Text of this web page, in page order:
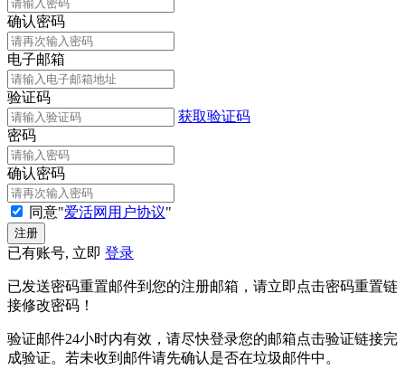
确认密码
电子邮箱
验证码
获取验证码
密码
确认密码
同意"爱活网用户协议"
已有账号, 立即 登录
已发送密码重置邮件到您的注册邮箱，请立即点击密码重置链
接修改密码！
验证邮件24小时内有效，请尽快登录您的邮箱点击验证链接完
成验证。若未收到邮件请先确认是否在垃圾邮件中。